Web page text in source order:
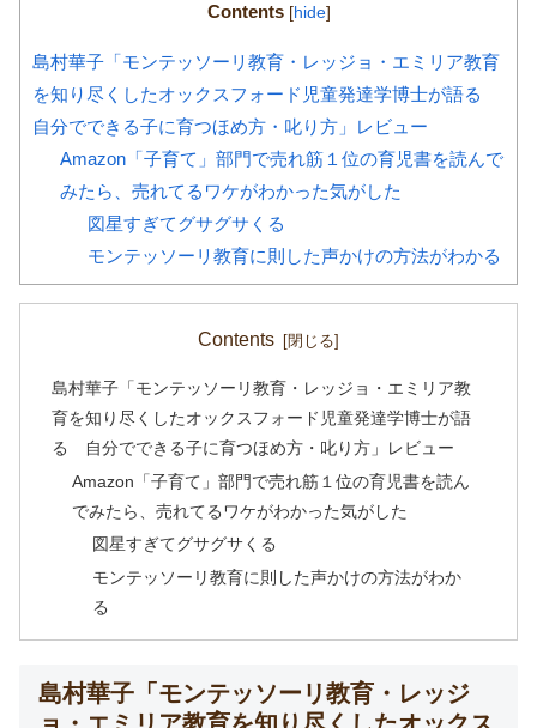
Contents [hide]
島村華子「モンテッソーリ教育・レッジョ・エミリア教育
を知り尽くしたオックスフォード児童発達学博士が語る
自分でできる子に育つほめ方・叱り方」レビュー
Amazon「子育て」部門で売れ筋１位の育児書を読んで
みたら、売れてるワケがわかった気がした
図星すぎてグサグサくる
モンテッソーリ教育に則した声かけの方法がわかる
Contents
島村華子「モンテッソーリ教育・レッジョ・エミリア教
育を知り尽くしたオックスフォード児童発達学博士が語
る 自分でできる子に育つほめ方・叱り方」レビュー
Amazon「子育て」部門で売れ筋１位の育児書を読ん
でみたら、売れてるワケがわかった気がした
図星すぎてグサグサくる
モンテッソーリ教育に則した声かけの方法がわか
る
島村華子「モンテッソーリ教育・レッジ